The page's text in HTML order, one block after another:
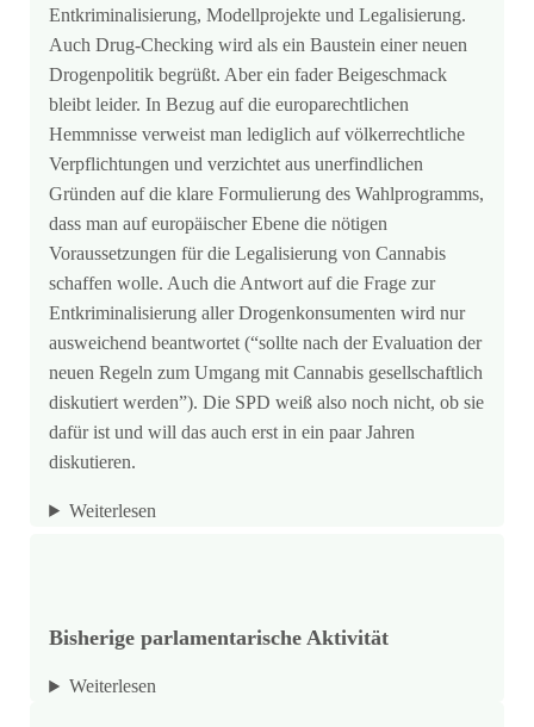
Entkriminalisierung, Modellprojekte und Legalisierung.
Auch Drug-Checking wird als ein Baustein einer neuen
Drogenpolitik begrüßt. Aber ein fader Beigeschmack
bleibt leider. In Bezug auf die europarechtlichen
Hemmnisse verweist man lediglich auf völkerrechtliche
Verpflichtungen und verzichtet aus unerfindlichen
Gründen auf die klare Formulierung des Wahlprogramms,
dass man auf europäischer Ebene die nötigen
Voraussetzungen für die Legalisierung von Cannabis
schaffen wolle. Auch die Antwort auf die Frage zur
Entkriminalisierung aller Drogenkonsumenten wird nur
ausweichend beantwortet (“sollte nach der Evaluation der
neuen Regeln zum Umgang mit Cannabis gesellschaftlich
diskutiert werden”). Die SPD weiß also noch nicht, ob sie
dafür ist und will das auch erst in ein paar Jahren
diskutieren.
Weiterlesen
Bisherige parlamentarische Aktivität
Weiterlesen